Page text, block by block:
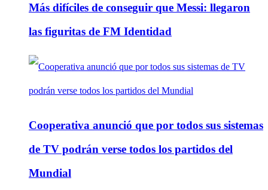
Más difíciles de conseguir que Messi: llegaron
las figuritas de FM Identidad
Cooperativa anunció que por todos sus sistemas
de TV podrán verse todos los partidos del
Mundial